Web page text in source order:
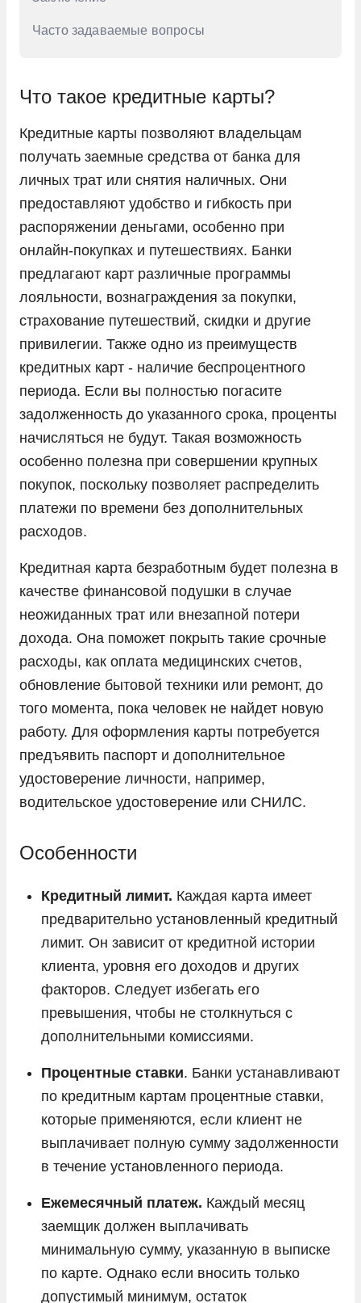
Часто задаваемые вопросы
Что такое кредитные карты?
Кредитные карты позволяют владельцам
получать заемные средства от банка для
личных трат или снятия наличных. Они
предоставляют удобство и гибкость при
распоряжении деньгами, особенно при
онлайн-покупках и путешествиях. Банки
предлагают карт различные программы
лояльности, вознаграждения за покупки,
страхование путешествий, скидки и другие
привилегии. Также одно из преимуществ
кредитных карт - наличие беспроцентного
периода. Если вы полностью погасите
задолженность до указанного срока, проценты
начисляться не будут. Такая возможность
особенно полезна при совершении крупных
покупок, поскольку позволяет распределить
платежи по времени без дополнительных
расходов.
Кредитная карта безработным будет полезна в
качестве финансовой подушки в случае
неожиданных трат или внезапной потери
дохода. Она поможет покрыть такие срочные
расходы, как оплата медицинских счетов,
обновление бытовой техники или ремонт, до
того момента, пока человек не найдет новую
работу. Для оформления карты потребуется
предъявить паспорт и дополнительное
удостоверение личности, например,
водительское удостоверение или СНИЛС.
Особенности
Кредитный лимит. Каждая карта имеет
предварительно установленный кредитный
лимит. Он зависит от кредитной истории
клиента, уровня его доходов и других
факторов. Следует избегать его
превышения, чтобы не столкнуться с
дополнительными комиссиями.
Процентные ставки. Банки устанавливают
по кредитным картам процентные ставки,
которые применяются, если клиент не
выплачивает полную сумму задолженности
в течение установленного периода.
Ежемесячный платеж. Каждый месяц
заемщик должен выплачивать
минимальную сумму, указанную в выписке
по карте. Однако если вносить только
допустимый минимум, остаток